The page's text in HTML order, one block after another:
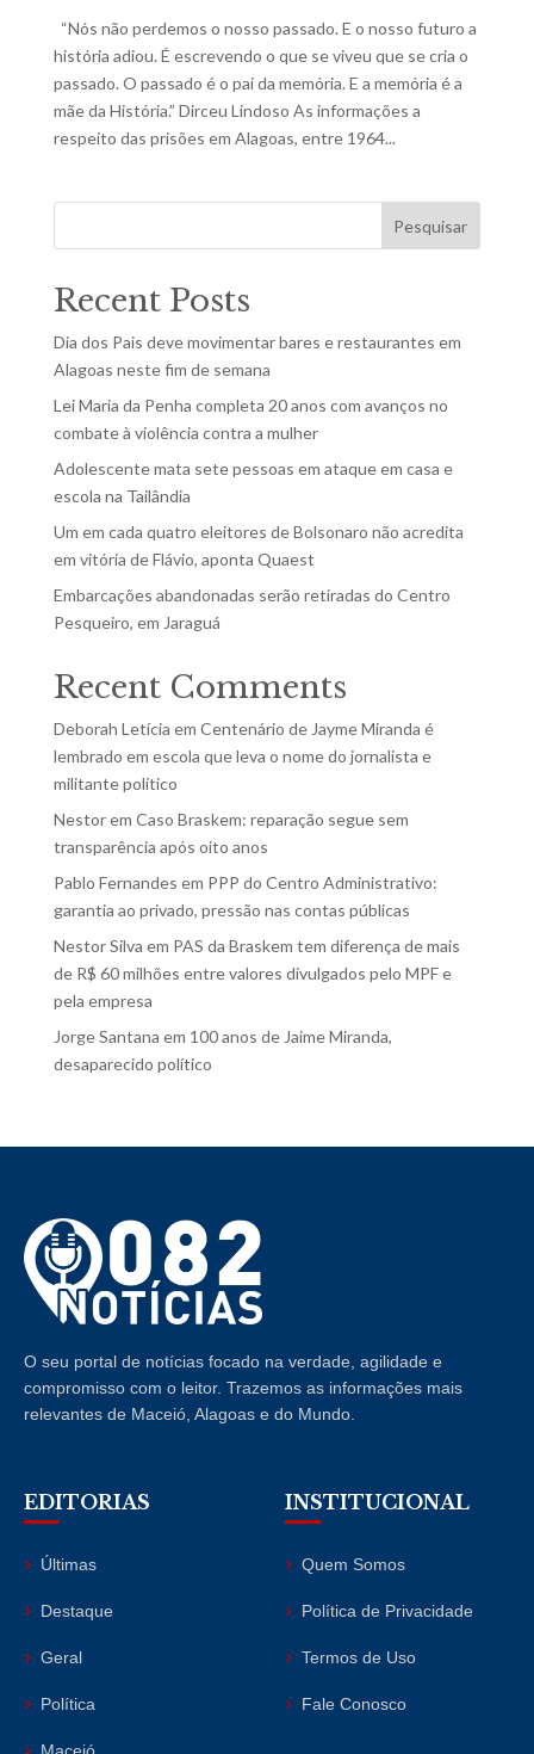
“Nós não perdemos o nosso passado. E o nosso futuro a
história adiou. É escrevendo o que se viveu que se cria o
passado. O passado é o pai da memória. E a memória é a
mãe da História.” Dirceu Lindoso As informações a
respeito das prisões em Alagoas, entre 1964...
Pesquisar
Recent Posts
Dia dos Pais deve movimentar bares e restaurantes em
Alagoas neste fim de semana
Lei Maria da Penha completa 20 anos com avanços no
combate à violência contra a mulher
Adolescente mata sete pessoas em ataque em casa e
escola na Tailândia
Um em cada quatro eleitores de Bolsonaro não acredita
em vitória de Flávio, aponta Quaest
Embarcações abandonadas serão retiradas do Centro
Pesqueiro, em Jaraguá
Recent Comments
Deborah Letícia em Centenário de Jayme Miranda é
lembrado em escola que leva o nome do jornalista e
militante político
Nestorem Caso Braskem: reparação segue sem
transparência após oito anos
Pablo Fernandes em PPP do Centro Administrativo:
garantia ao privado, pressão nas contas públicas
Nestor Silva em PAS da Braskem tem diferença de mais
de R$ 60 milhões entre valores divulgados pelo MPF e
pela empresa
Jorge Santana em 100 anos de Jaime Miranda,
desaparecido político
O seu portal de notícias focado na verdade, agilidade e
compromisso com o leitor. Trazemos as informações mais
relevantes de Maceió, Alagoas e do Mundo.
EDITORIAS
Últimas
Destaque
Geral
Política
Maceió
INSTITUCIONAL
Quem Somos
Política de Privacidade
Termos de Uso
Fale Conosco